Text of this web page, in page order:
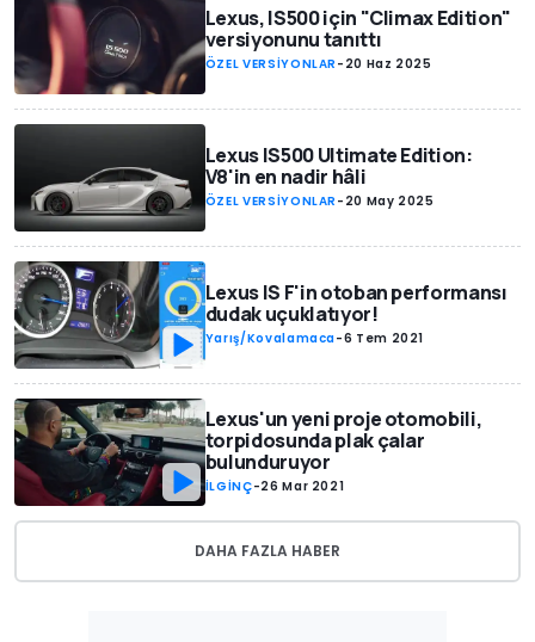
Lexus, IS500 için "Climax Edition"
versiyonunu tanıttı
ÖZEL VERSİYONLAR - 20 Haz 2025
Lexus IS500 Ultimate Edition:
V8'in en nadir hâli
ÖZEL VERSİYONLAR - 20 May 2025
Lexus IS F'in otoban performansı
dudak uçuklatıyor!
Yarış/Kovalamaca-6 Tem 2021
Lexus'un yeni proje otomobili,
torpidosunda plak çalar
bulunduruyor
İLGİNÇ-26 Mar 2021
DAHA FAZLA HABER